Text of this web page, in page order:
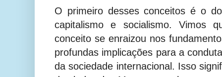
O primeiro desses conceitos é o
capitalismo e socialismo. Vimos
conceito se enraizou nos
profundas implicações para a
da sociedade internacional. Isso